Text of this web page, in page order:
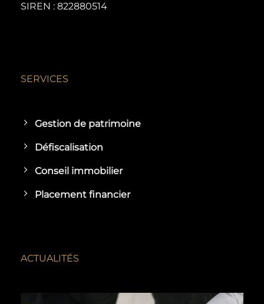
SIREN : 822880514
SERVICES
Gestion de patrimoine
Défiscalisation
Conseil immobilier
Placement financier
ACTUALITÉS